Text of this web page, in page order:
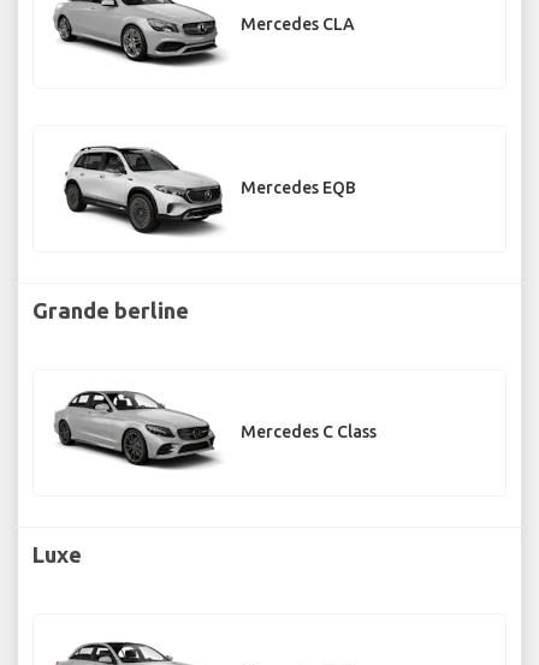
Mercedes CLA
Mercedes EQB
Grande berline
Mercedes C Class
Luxe